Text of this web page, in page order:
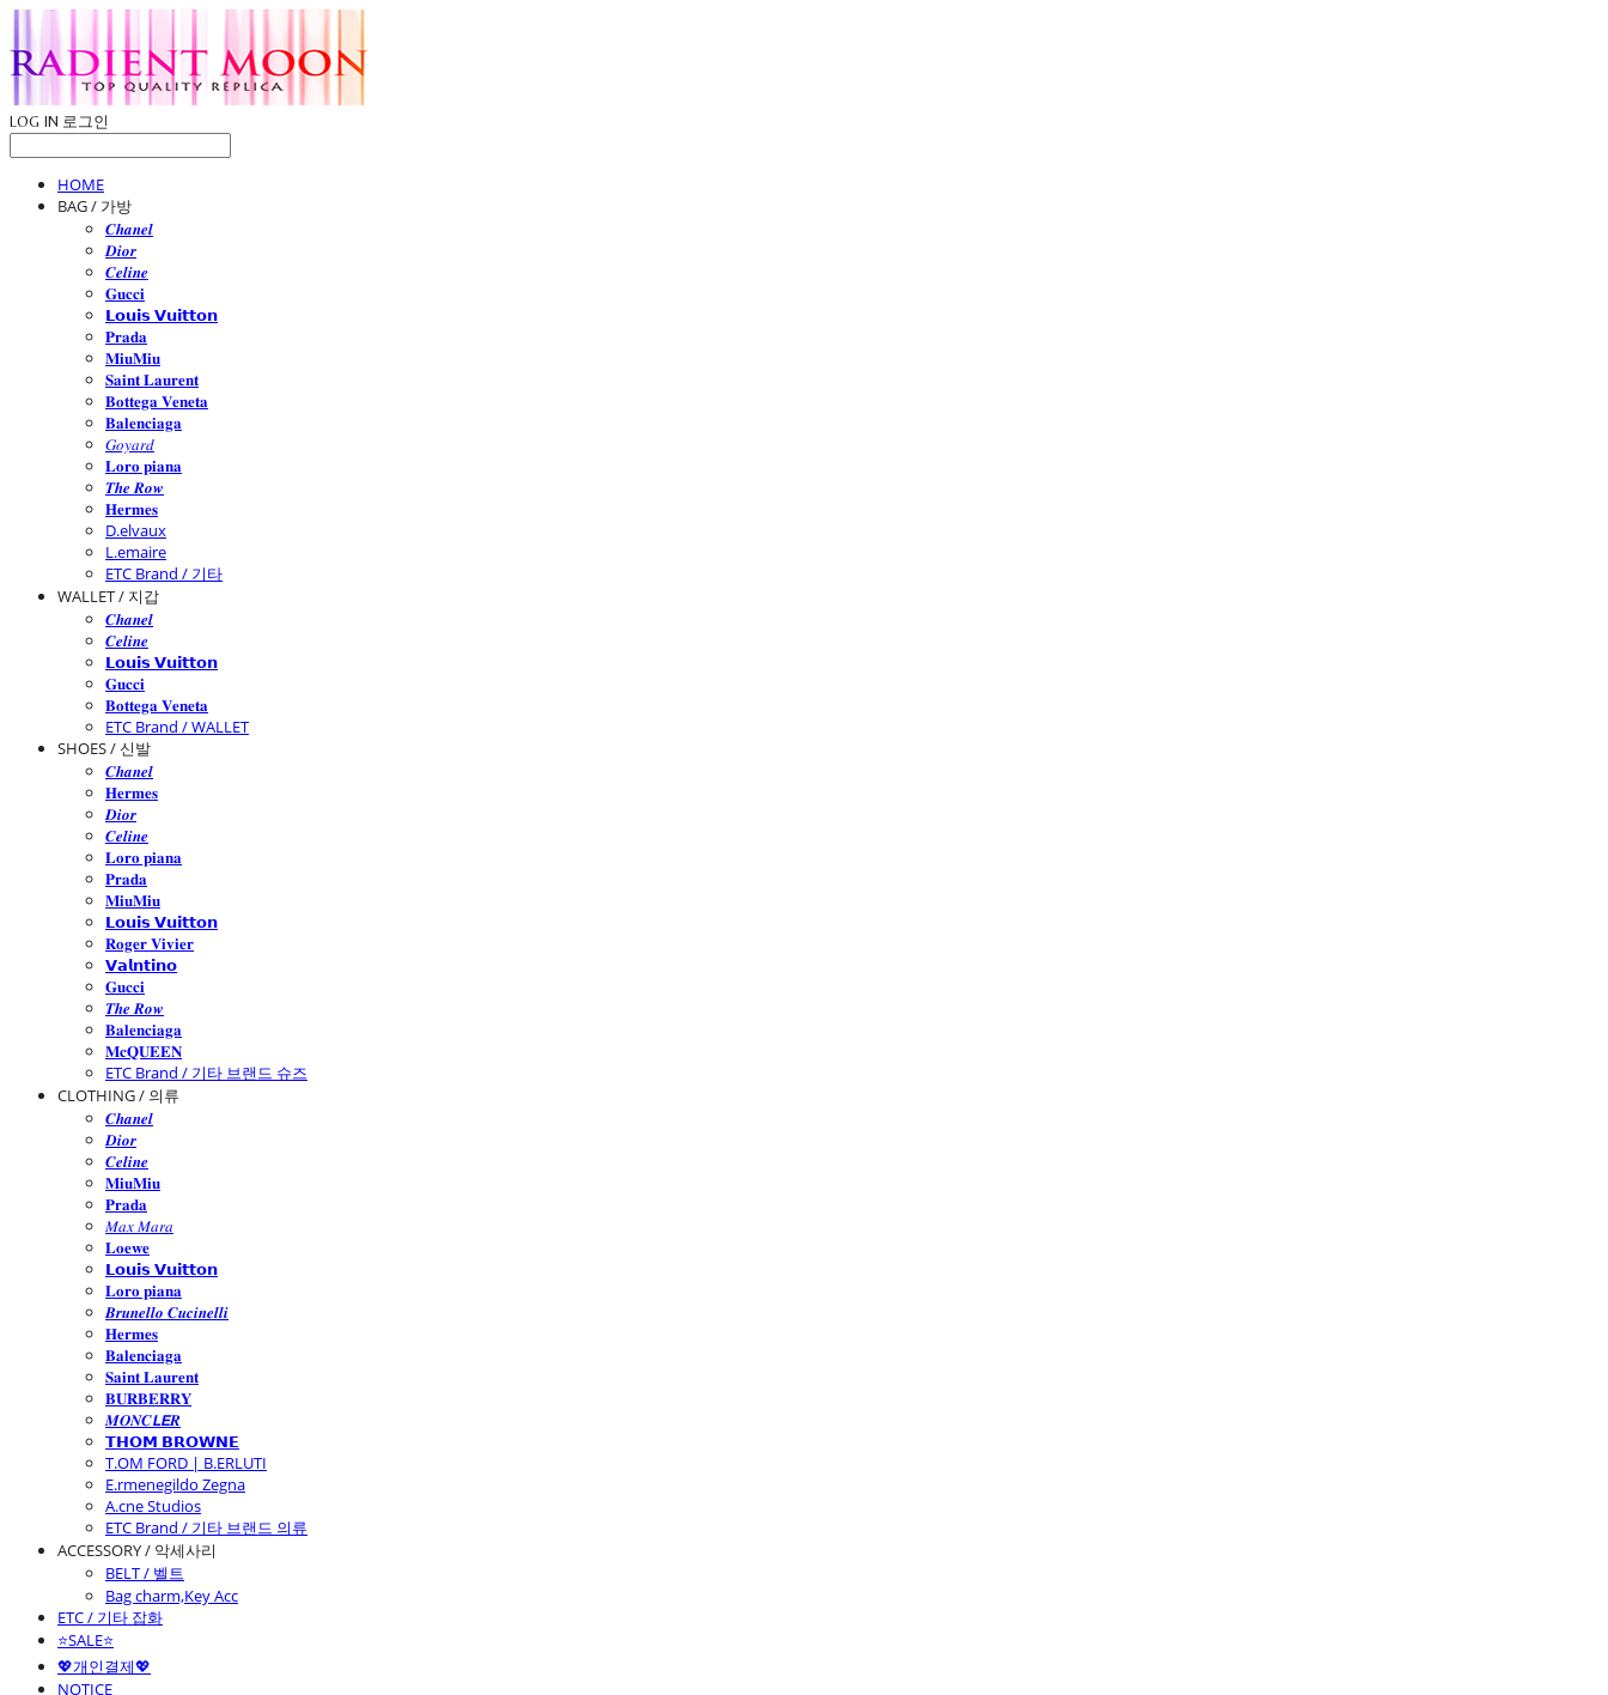
LOG IN 로그인
HOME
BAG / 가방
𝑪𝒉𝒂𝒏𝒆𝒍
𝑫𝒊𝒐𝒓
𝑪𝒆𝒍𝒊𝒏𝒆
𝐆𝐮𝐜𝐜𝐢
𝗟𝗼𝘂𝗶𝘀 𝗩𝘂𝗶𝘁𝘁𝗼𝗻
𝐏𝐫𝐚𝐝𝐚
𝐌𝐢𝐮𝐌𝐢𝐮
𝐒𝐚𝐢𝐧𝐭 𝐋𝐚𝐮𝐫𝐞𝐧𝐭
𝐁𝐨𝐭𝐭𝐞𝐠𝐚 𝐕𝐞𝐧𝐞𝐭𝐚
𝐁𝐚𝐥𝐞𝐧𝐜𝐢𝐚𝐠𝐚
𝐺𝑜𝑦𝑎𝑟𝑑
𝐋𝐨𝐫𝐨 𝐩𝐢𝐚𝐧𝐚
𝑻𝒉𝒆 𝑹𝒐𝒘
𝐇𝐞𝐫𝐦𝐞𝐬
D.elvaux
L.emaire
ETC Brand / 기타
WALLET / 지갑
𝑪𝒉𝒂𝒏𝒆𝒍
𝑪𝒆𝒍𝒊𝒏𝒆
𝗟𝗼𝘂𝗶𝘀 𝗩𝘂𝗶𝘁𝘁𝗼𝗻
𝐆𝐮𝐜𝐜𝐢
𝐁𝐨𝐭𝐭𝐞𝐠𝐚 𝐕𝐞𝐧𝐞𝐭𝐚
ETC Brand / WALLET
SHOES / 신발
𝑪𝒉𝒂𝒏𝒆𝒍
𝐇𝐞𝐫𝐦𝐞𝐬
𝑫𝒊𝒐𝒓
𝑪𝒆𝒍𝒊𝒏𝒆
𝐋𝐨𝐫𝐨 𝐩𝐢𝐚𝐧𝐚
𝐏𝐫𝐚𝐝𝐚
𝐌𝐢𝐮𝐌𝐢𝐮
𝗟𝗼𝘂𝗶𝘀 𝗩𝘂𝗶𝘁𝘁𝗼𝗻
𝐑𝐨𝐠𝐞𝐫 𝐕𝐢𝐯𝐢𝐞𝐫
𝗩𝗮𝗹𝗻𝘁𝗶𝗻𝗼
𝐆𝐮𝐜𝐜𝐢
𝑻𝒉𝒆 𝑹𝒐𝒘
𝐁𝐚𝐥𝐞𝐧𝐜𝐢𝐚𝐠𝐚
𝐌𝐜𝐐𝐔𝐄𝐄𝐍
ETC Brand / 기타 브랜드 슈즈
CLOTHING / 의류
𝑪𝒉𝒂𝒏𝒆𝒍
𝑫𝒊𝒐𝒓
𝑪𝒆𝒍𝒊𝒏𝒆
𝐌𝐢𝐮𝐌𝐢𝐮
𝐏𝐫𝐚𝐝𝐚
𝑀𝑎𝑥 𝑀𝑎𝑟𝑎
𝐋𝐨𝐞𝐰𝐞
𝗟𝗼𝘂𝗶𝘀 𝗩𝘂𝗶𝘁𝘁𝗼𝗻
𝐋𝐨𝐫𝐨 𝐩𝐢𝐚𝐧𝐚
𝑩𝒓𝒖𝒏𝒆𝒍𝒍𝒐 𝑪𝒖𝒄𝒊𝒏𝒆𝒍𝒍𝒊
𝐇𝐞𝐫𝐦𝐞𝐬
𝐁𝐚𝐥𝐞𝐧𝐜𝐢𝐚𝐠𝐚
𝐒𝐚𝐢𝐧𝐭 𝐋𝐚𝐮𝐫𝐞𝐧𝐭
𝐁𝐔𝐑𝐁𝐄𝐑𝐑𝐘
𝑴𝑶𝑵𝑪𝙇𝙀𝑹
𝗧𝗛𝗢𝗠 𝗕𝗥𝗢𝗪𝗡𝗘
T.OM FORD | B.ERLUTI
E.rmenegildo Zegna
A.cne Studios
ETC Brand / 기타 브랜드 의류
ACCESSORY / 악세사리
BELT / 벨트
Bag charm,Key Acc
ETC / 기타 잡화
⭐SALE⭐
💖개인결제💖
NOTICE